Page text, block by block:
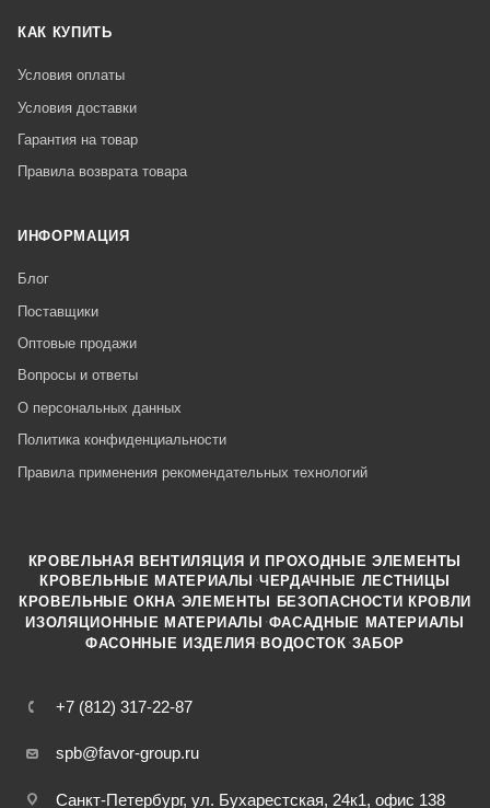
КАК КУПИТЬ
Условия оплаты
Условия доставки
Гарантия на товар
Правила возврата товара
ИНФОРМАЦИЯ
Блог
Поставщики
Оптовые продажи
Вопросы и ответы
О персональных данных
Политика конфиденциальности
Правила применения рекомендательных технологий
+7 (812) 317-22-87
spb@favor-group.ru
Санкт-Петербург, ул. Бухарестская, 24к1, офис 138
КРОВЕЛЬНАЯ ВЕНТИЛЯЦИЯ И ПРОХОДНЫЕ ЭЛЕМЕНТЫ
КРОВЕЛЬНЫЕ МАТЕРИАЛЫ ·ЧЕРДАЧНЫЕ ЛЕСТНИЦЫ
КРОВЕЛЬНЫЕ ОКНА ·ЭЛЕМЕНТЫ БЕЗОПАСНОСТИ КРОВЛИ
ИЗОЛЯЦИОННЫЕ МАТЕРИАЛЫ ·ФАСАДНЫЕ МАТЕРИАЛЫ
ФАСОННЫЕ ИЗДЕЛИЯ·ВОДОСТОК ·ЗАБОР